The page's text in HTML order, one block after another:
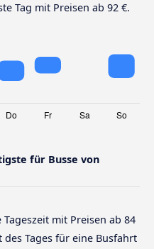
Tag mit Preisen ab 92 €.
für Busse von
mit Preisen ab 84
des Tages für eine Busfahrt